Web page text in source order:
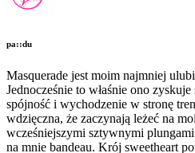
pa::du
Masquerade jest moim najmniej
Jednocześnie to właśnie ono
spójność i wychodzenie w stronę
wdzięczna, że zaczynają leżeć na
wcześniejszymi sztywnymi
na mnie bandeau. Krój sweetheart